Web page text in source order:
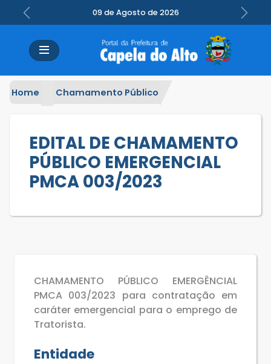
09 de Agosto de 2026
Previous Next
Home Chamamento Público
EDITAL DE CHAMAMENTO
PÚBLICO EMERGENCIAL
PMCA 003/2023
CHAMAMENTO PÚBLICO EMERGÊNCIAL
PMCA 003/2023 para contratação em
caráter emergencial para o emprego de
Tratorista.
Entidade